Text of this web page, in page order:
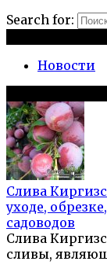
Search for:
Новости
Слива
уходе,
садоводов
Слива
сливы,